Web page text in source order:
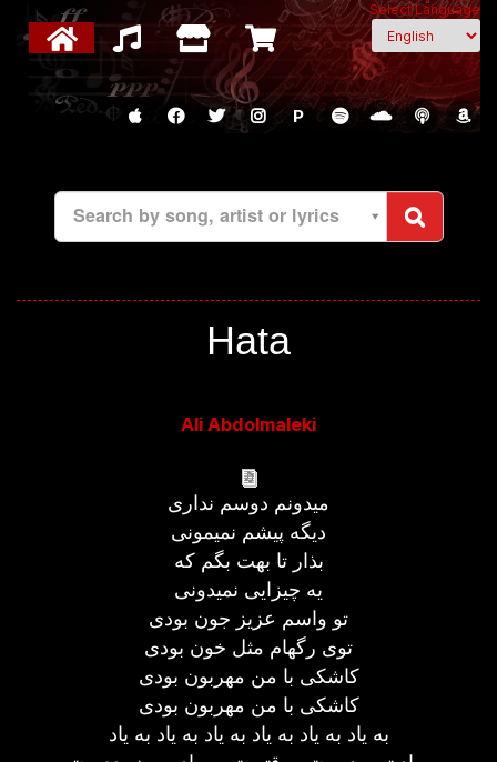
Select Language
P
Search by song, artist or lyrics
Hata
Ali Abdolmaleki
میدونم دوسم نداری
دیگه پیشم نمیمونی
بذار تا بهت بگم که
یه چیزایی نمیدونی
تو واسم عزیز جون بودی
توی رگهام مثل خون بودی
کاشکی با من مهربون بودی
کاشکی با من مهربون بودی
به یاد به یاد به یاد به یاد به یاد به یاد